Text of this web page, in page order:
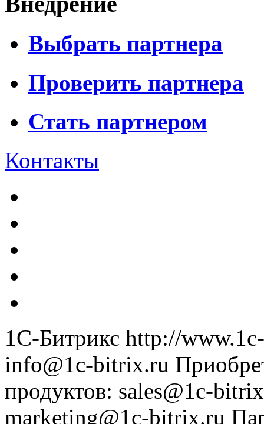
Выбрать партнера
Проверить партнера
Стать партнером
Контакты
1С-Битрикс http://
info@1c-bitrix.ru
продуктов: sales@1c-
marketing@1c-bitrix.ru